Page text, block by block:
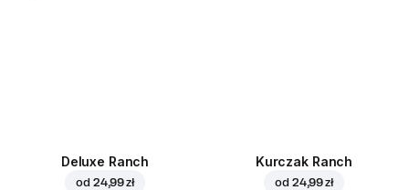
Deluxe Ranch
od 24,99 zł
Kurczak Ranch
od 24,99 zł